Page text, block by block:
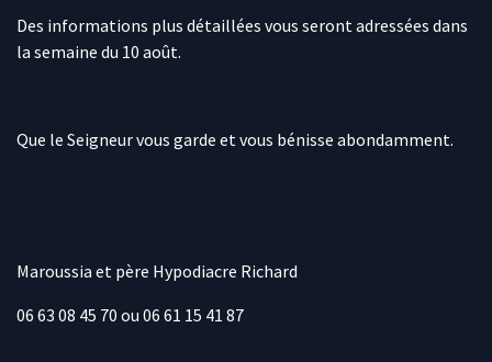
Des informations plus détaillées vous seront adressées dans
la semaine du 10 août.
Que le Seigneur vous garde et vous bénisse abondamment.
Maroussia et père Hypodiacre Richard
06 63 08 45 70 ou 06 61 15 41 87